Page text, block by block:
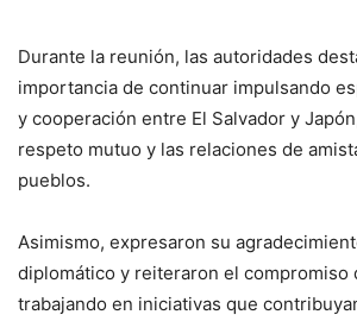
Durante la reunión, las autoridades
importancia de continuar impulsando
y cooperación entre El Salvador y
respeto mutuo y las relaciones de
pueblos.
Asimismo, expresaron su
diplomático y reiteraron el compromiso
trabajando en iniciativas que